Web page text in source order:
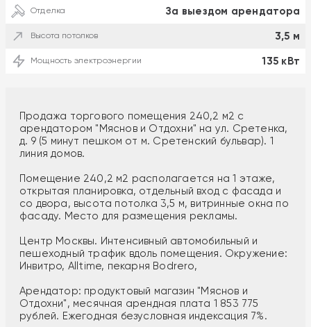
Отделка За выездом арендатора
Высота потолков 3,5 м
Мощность электроэнергии 135 кВт
Продажа торгового помещения 240,2 м2 с
арендатором "Мяснов и Отдохни" на ул. Сретенка,
д. 9 (5 минут пешком от м. Сретенский бульвар). 1
линия домов.
Помещение 240,2 м2 располагается на 1 этаже,
открытая планировка, отдельный вход с фасада и
со двора, высота потолка 3,5 м, витринные окна по
фасаду. Место для размещения рекламы.
Центр Москвы. Интенсивный автомобильный и
пешеходный трафик вдоль помещения. Окружение:
Инвитро, Alltime, пекарня Bodrero,
Арендатор: продуктовый магазин "Мяснов и
Отдохни", месячная арендная плата 1 853 775
рублей. Ежегодная безусловная индексация 7%.